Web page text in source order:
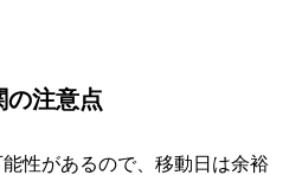
の注意点
性があるので、移動日は余裕